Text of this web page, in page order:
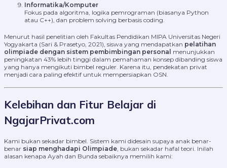
Informatika/Komputer
Fokus pada algoritma, logika pemrograman (biasanya Python
atau C++), dan problem solving berbasis coding.
Menurut hasil penelitian oleh Fakultas Pendidikan MIPA Universitas Negeri
Yogyakarta (Sari & Prasetyo, 2021), siswa yang mendapatkan pelatihan
olimpiade dengan sistem pembimbingan personal menunjukkan
peningkatan 43% lebih tinggi dalam pemahaman konsep dibanding siswa
yang hanya mengikuti bimbel reguler. Karena itu, pendekatan privat
menjadi cara paling efektif untuk mempersiapkan OSN.
Kelebihan dan Fitur Belajar di
NgajarPrivat.com
Kami bukan sekadar bimbel. Sistem kami didesain supaya anak benar-
benar siap menghadapi Olimpiade , bukan sekadar hafal teori. Inilah
alasan kenapa Ayah dan Bunda sebaiknya memilih kami: